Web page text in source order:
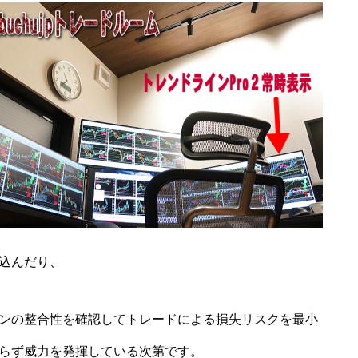
んだり、
の整合性を確認してトレードによる損失リスクを最小
ず威力を発揮している次第です。